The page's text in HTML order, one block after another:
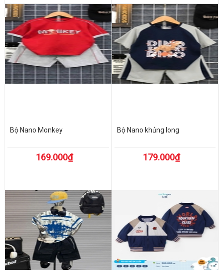
Bộ Nano Monkey
169.000₫
Bộ Nano khủng long
179.000₫